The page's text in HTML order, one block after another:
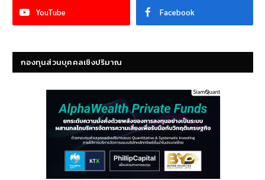
YouTube Facebook
กองทุนส่วนบุคคลเชิงปริมาณ